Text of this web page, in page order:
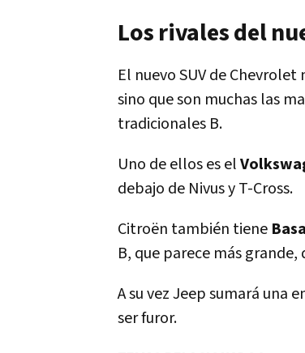
Los rivales del
El nuevo SUV de
sino que son muchas las
tradicionales B.
Uno de ellos es el
debajo de Nivus y T-Cross.
Citroën también tiene
B, que parece más grande,
A su vez Jeep sumará una
ser furor.